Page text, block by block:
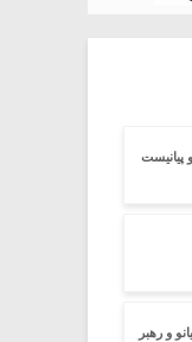
پیانیست
و رهبر